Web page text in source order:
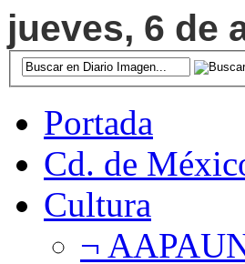
jueves, 6 de
Portada
Cd. de
Cultura
¬